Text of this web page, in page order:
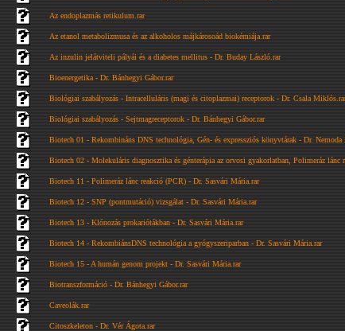
Az endoplazmás retikulum.rar
Az etanol metabolizmusa és az alkoholos májkárosoád biokémiája.rar
Az inzulin jelátviteli pályái és a diabetes mellitus - Dr. Buday László.rar
Bioenergetika - Dr. Bánhegyi Gábor.rar
Biológiai szabályozás - Intracelluláris (magi és citoplazmai) receptorok - Dr. Csala
Biológiai szabályozás - Sejtmagreceptorok - Dr. Bánhegyi Gábor.rar
Biotech 01 - Rekombináns DNS technológia, Gén- és expressziós könyvtárak - Dr. Nemoda
Biotech 02 - Molekuláris diagnosztika és génterápia az orvosi gyakorlatban, Polimeráz lánc
Biotech 11 - Polimeráz lánc reakció (PCR) - Dr. Sasvári Mária.rar
Biotech 12 - SNP (pontmutáció) vizsgálat - Dr. Sasvári Mária.rar
Biotech 13 - Klónozás prokariótákban - Dr. Sasvári Mária.rar
Biotech 14 - RekombiánsDNS technológia a gyógyszeriparban - Dr. Sasvári Mária.rar
Biotech 15 - A humán genom projekt - Dr. Sasvári Mária.rar
Biotranszformáció - Dr. Bánhegyi Gábor.rar
Caveolák.rar
Citoszkeleton - Dr. Vér Ágota.rar